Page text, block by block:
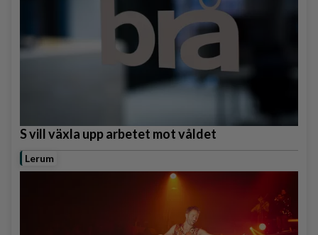
S vill växla upp arbetet mot våldet
Lerum